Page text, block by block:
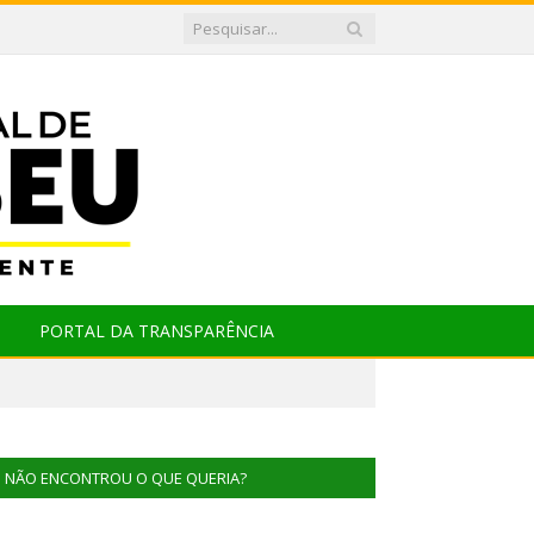
PORTAL DA TRANSPARÊNCIA
NÃO ENCONTROU O QUE QUERIA?